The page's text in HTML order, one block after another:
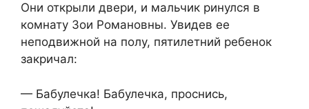
Они открыли двери, и мальчик ринулся в
комнату Зои Романовны. Увидев ее
неподвижной на полу, пятилетний ребенок
закричал:
— Бабулечка! Бабулечка, проснись,